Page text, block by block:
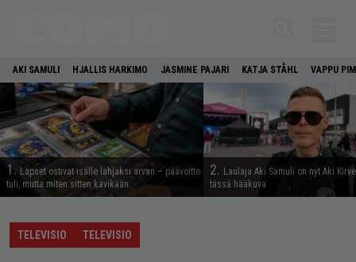
AKI SAMULI HJALLIS HARKIMO JASMINE PAJARI KATJA STÅHL VAPPU
1. Lapset ostivat isälle lahjaksi arvan – päävoitto
tuli, mutta miten sitten kävikään
2. Laulaja Aki Samuli on nyt Aki
tässä hääkuva
TELEVISIO TELEVISIO